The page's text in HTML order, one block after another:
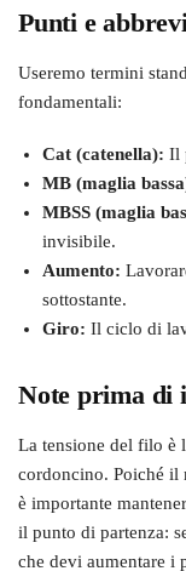
Punti e
Useremo termini
fondamentali:
Cat (catenella): Il
MB (maglia
MBSS (maglia
invisibile.
Aumento:
sottostante.
Giro: Il ciclo di
Note prima di
La tensione del filo è
cordoncino. Poiché il
è importante
il punto di partenza:
che devi aumentare i